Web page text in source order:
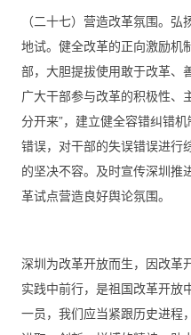
（二十七）营造改革氛围。
地试。健全改革的正向激励机
部，大胆提拔使用敢于改革、
广大干部参与改革的积极性、
分开来”，建立健全容错纠错
错误，对干部的失误错误进行
的坚决不容。及时宣传深圳推
革试点营造良好舆论氛围。
深圳为改革开放而生，因改革
实践中前行，是祖国改革开放
一员，我们应当紧跟历史进程